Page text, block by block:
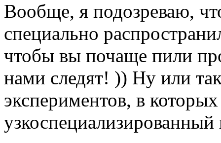
Вообще, я подозреваю,
специально
чтобы вы почаще пили
нами следят! )) Ну или
экспериментов, в